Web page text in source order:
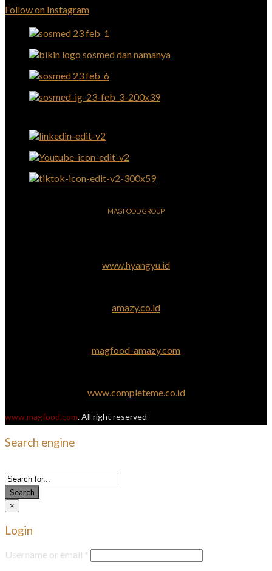
Follow on Instagram
MAGFOOD GROUP
www.hyangyu.id
amazy.co.id
magfood-amazy.com
www.completeme.co.id
www.magfood.com. All right reserved
Search engine
Search
×
Login
Username or email *